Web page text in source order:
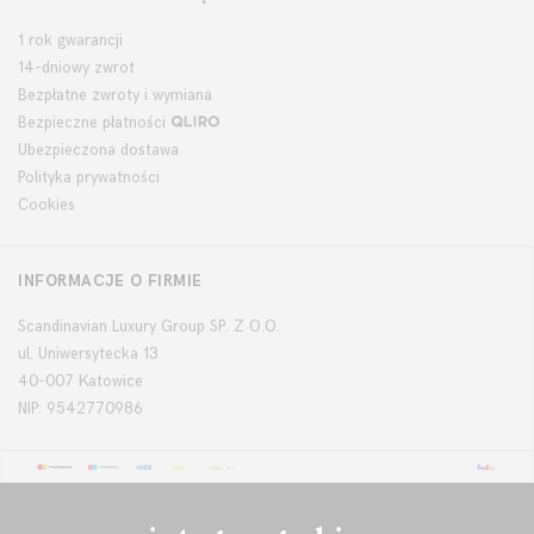
1 rok gwarancji
14-dniowy zwrot
Bezpłatne zwroty i wymiana
Bezpieczne płatności
Ubezpieczona dostawa
Polityka prywatności
Cookies
INFORMACJE O FIRMIE
Scandinavian Luxury Group SP. Z O.O.
ul. Uniwersytecka 13
40-007 Katowice
NIP: 9542770986